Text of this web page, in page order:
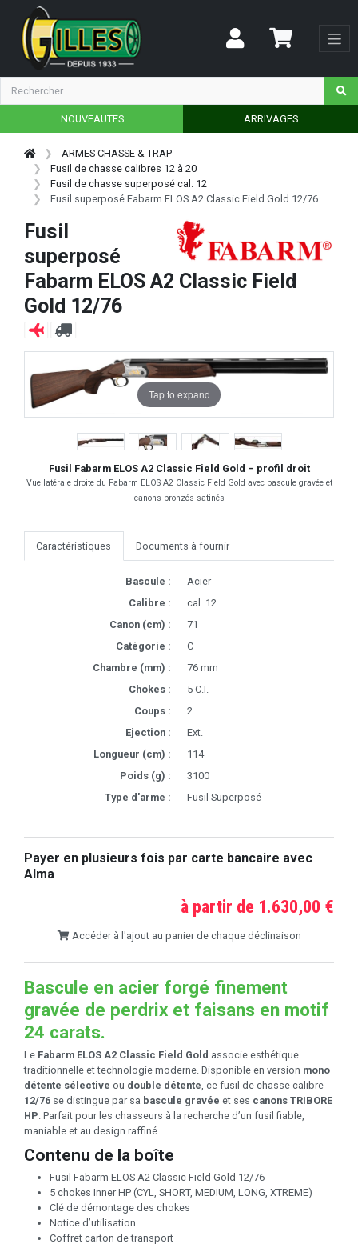
NOUVEAUTES ARRIVAGES
ARMES CHASSE & TRAP
Fusil de chasse calibres 12 à 20
Fusil de chasse superposé cal. 12
Fusil superposé Fabarm ELOS A2 Classic Field Gold 12/76
Fusil
superposé
Fabarm ELOS A2 Classic Field
Gold 12/76
Tap to expand
Fusil Fabarm ELOS A2 Classic Field Gold – profil droit
Vue latérale droite du Fabarm ELOS A2 Classic Field Gold avec bascule gravée et
canons bronzés satinés
Caractéristiques Documents à fournir
Bascule :
Acier
Calibre :
cal. 12
Canon (cm) :
71
Catégorie :
C
Chambre (mm) :
76 mm
Chokes :
5 C.I.
Coups :
2
Ejection :
Ext.
Longueur (cm) :
114
Poids (g) :
3100
Type d'arme :
Fusil Superposé
Payer en plusieurs fois par carte bancaire avec
Alma
à partir de 1.630,00 €
Accéder à l'ajout au panier de chaque déclinaison
Bascule en acier forgé finement
gravée de perdrix et faisans en motif
24 carats.
Le Fabarm ELOS A2 Classic Field Gold associe esthétique
traditionnelle et technologie moderne. Disponible en version mono
détente sélective ou double détente , ce fusil de chasse calibre
12/76 se distingue par sa bascule gravée et ses canons TRIBORE
HP . Parfait pour les chasseurs à la recherche d’un fusil fiable,
maniable et au design raffiné.
Contenu de la boîte
Fusil Fabarm ELOS A2 Classic Field Gold 12/76
5 chokes Inner HP (CYL, SHORT, MEDIUM, LONG, XTREME)
Clé de démontage des chokes
Notice d’utilisation
Coffret carton de transport